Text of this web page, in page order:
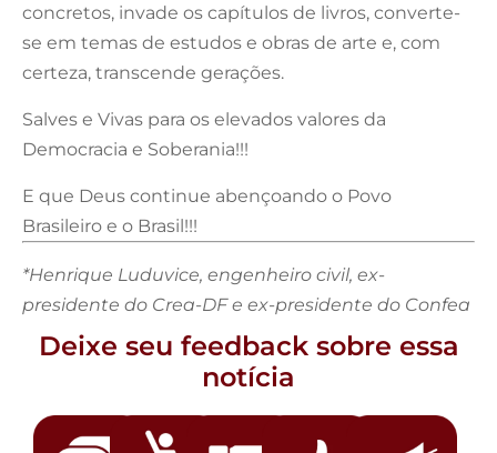
concretos, invade os capítulos de livros, converte-
se em temas de estudos e obras de arte e, com
certeza, transcende gerações.
Salves e Vivas para os elevados valores da
Democracia e Soberania!!!
E que Deus continue abençoando o Povo
Brasileiro e o Brasil!!!
*Henrique Luduvice, engenheiro civil, ex-
presidente do Crea-DF e ex-presidente do Confea
Deixe seu feedback sobre essa
notícia